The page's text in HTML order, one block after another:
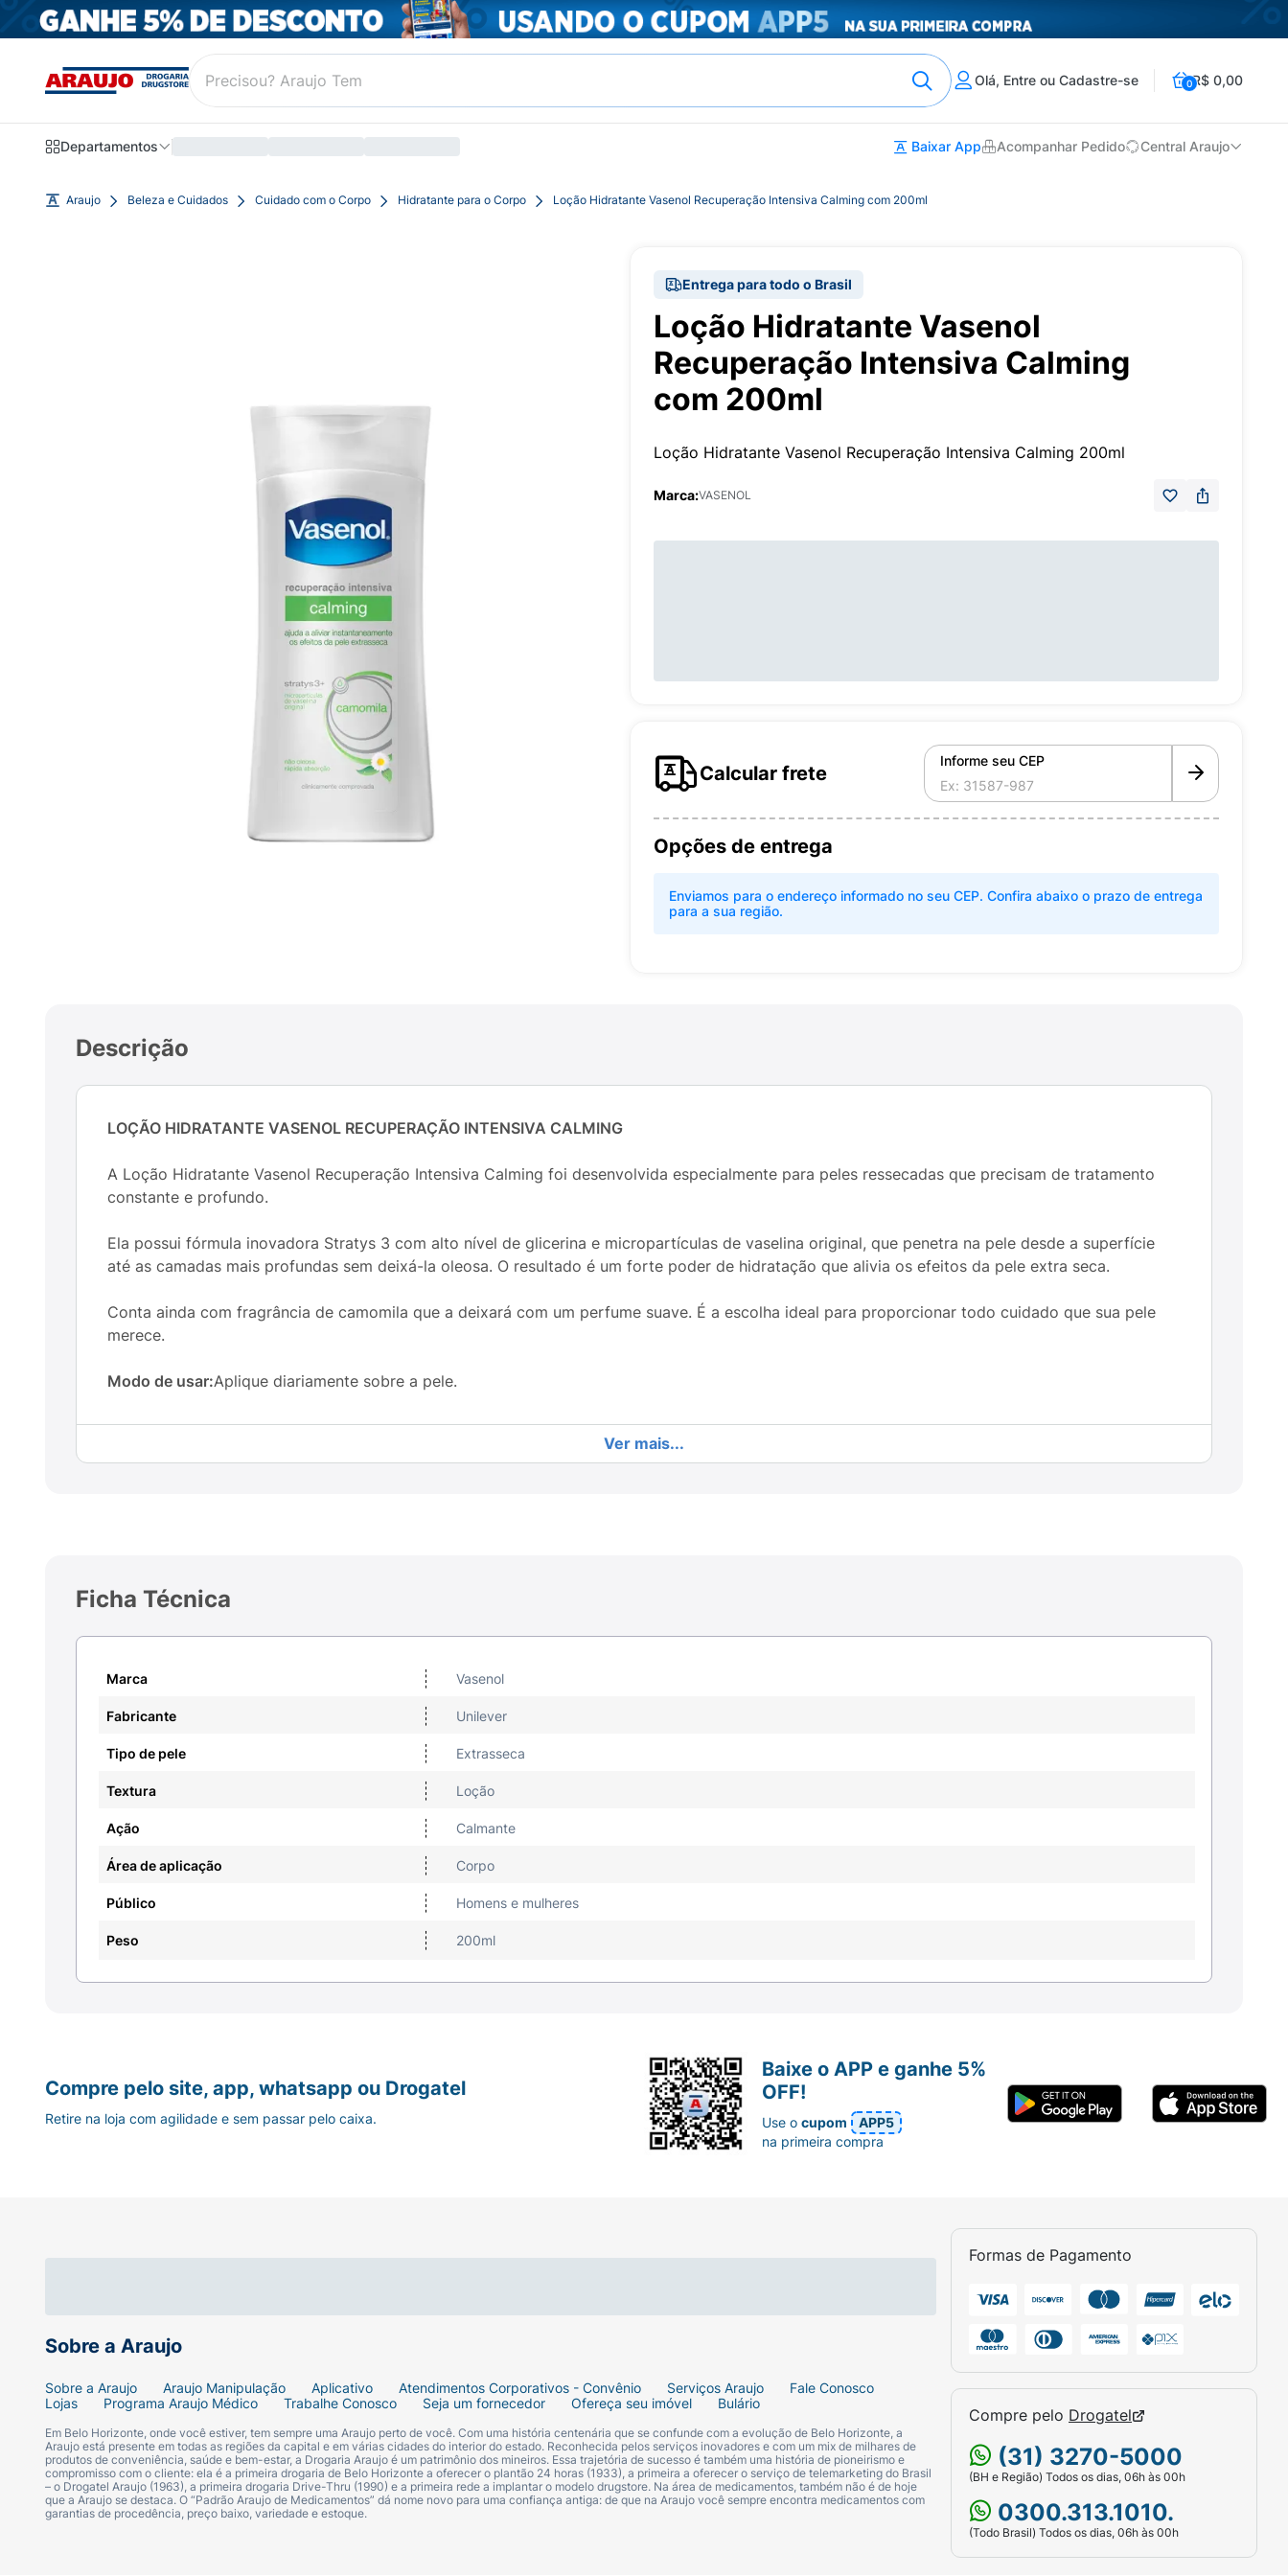
Olá, Entre ou Cadastre-se 0R$ 0,00
Departamentos Baixar App Acompanhar Pedido Central Araujo
Araujo Beleza e Cuidados Cuidado com o Corpo Hidratante para o Corpo Loção Hidratante Vasenol Recuperação Intensiva Calming com 200ml
Entrega para todo o Brasil
Loção Hidratante Vasenol
Recuperação Intensiva Calming
com 200ml
Loção Hidratante Vasenol Recuperação Intensiva Calming 200ml
Marca:VASENOL
Calcular frete
Informe seu CEP
Opções de entrega
Enviamos para o endereço informado no seu CEP. Confira abaixo o prazo de entrega
para a sua região.
Descrição
LOÇÃO HIDRATANTE VASENOL RECUPERAÇÃO INTENSIVA CALMING
A Loção Hidratante Vasenol Recuperação Intensiva Calming foi desenvolvida especialmente para peles ressecadas que precisam de tratamento
constante e profundo.
Ela possui fórmula inovadora Stratys 3 com alto nível de glicerina e micropartículas de vaselina original, que penetra na pele desde a superfície
até as camadas mais profundas sem deixá-la oleosa. O resultado é um forte poder de hidratação que alivia os efeitos da pele extra seca.
Conta ainda com fragrância de camomila que a deixará com um perfume suave. É a escolha ideal para proporcionar todo cuidado que sua pele
merece.
Modo de usar:Aplique diariamente sobre a pele.
Ver mais...
Ficha Técnica
Marca Vasenol
Fabricante Unilever
Tipo de pele Extrasseca
Textura Loção
Ação Calmante
Área de aplicação Corpo
Público Homens e mulheres
Peso 200ml
Sobre a Araujo
Sobre a Araujo Araujo Manipulação Aplicativo Atendimentos Corporativos - Convênio Serviços Araujo
Fale Conosco
Lojas
Programa Araujo Médico Trabalhe Conosco Seja um fornecedor Ofereça seu imóvel Bulário
Em Belo Horizonte, onde você estiver, tem sempre uma Araujo perto de você. Com uma história centenária que se confunde com a evolução de Belo Horizonte, a
Araujo está presente em todas as regiões da capital e em várias cidades do interior do estado. Reconhecida pelos serviços inovadores e com um mix de milhares de
produtos de conveniência, saúde e bem-estar, a Drogaria Araujo é um patrimônio dos mineiros. Essa trajetória de sucesso é também uma história de pioneirismo e
compromisso com o cliente: ela é a primeira drogaria de Belo Horizonte a oferecer o plantão 24 horas (1933), a primeira a oferecer o serviço de telemarketing do Brasil
– o Drogatel Araujo (1963), a primeira drogaria Drive-Thru (1990) e a primeira rede a implantar o modelo drugstore. Na área de medicamentos, também não é de hoje
que a Araujo se destaca. O “Padrão Araujo de Medicamentos” dá nome novo para uma confiança antiga: de que na Araujo você sempre encontra medicamentos com
garantias de procedência, preço baixo, variedade e estoque.
Formas de Pagamento
Compre pelo Drogatel
(31) 3270-5000
(BH e Região) Todos os dias, 06h às 00h
0300.313.1010.
(Todo Brasil) Todos os dias, 06h às 00h
Compre pelo site, app, whatsapp ou Drogatel
Retire na loja com agilidade e sem passar pelo caixa.
Baixe o APP e ganhe 5%
OFF!
Use ocupom
APP5
na primeira compra